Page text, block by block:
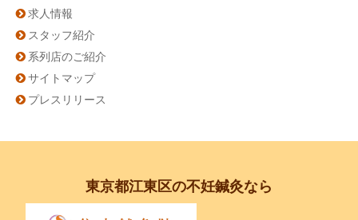
求人情報
スタッフ紹介
系列店のご紹介
サイトマップ
プレスリリース
東京都江東区の不妊鍼灸なら